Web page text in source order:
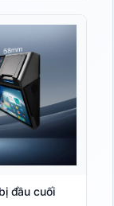
đầu cuối